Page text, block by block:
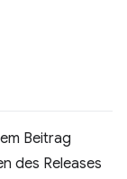
Beitrag
des Releases